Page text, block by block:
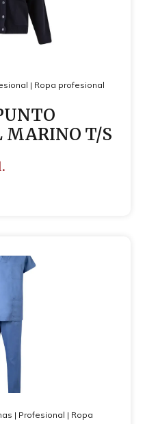
| Ropa profesional
MARINO T/S
| Profesional | Ropa